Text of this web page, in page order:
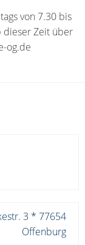
von 7.30 bis
dieser Zeit über
og.de
3 * 77654
Offenburg